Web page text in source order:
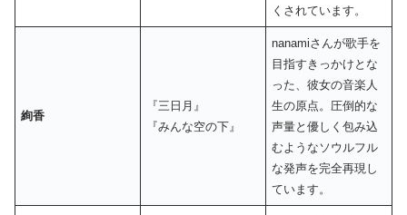
くされています。
絢香
『三日月』
『みんな空の下』
nanamiさんが歌手を
目指すきっかけとな
った、彼女の音楽人
生の原点。圧倒的な
声量と優しく包み込
むようなソウルフル
な発声を完全再現し
ています。